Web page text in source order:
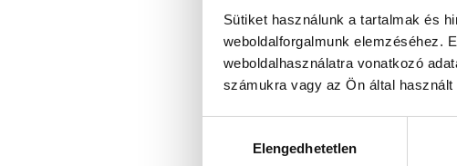
Sütiket használunk a tartalmak és
weboldalforgalmunk elemzéséhez.
weboldalhasználatra vonatkozó
számukra vagy az Ön által
Elengedhetetlen